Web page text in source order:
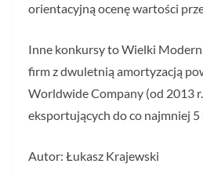
orientacyjną ocenę wartości
Inne konkursy to Wielki
firm z dwuletnią amortyzacją
Worldwide Company (od 2013
eksportujących do co najmniej
Autor: Łukasz Krajewski